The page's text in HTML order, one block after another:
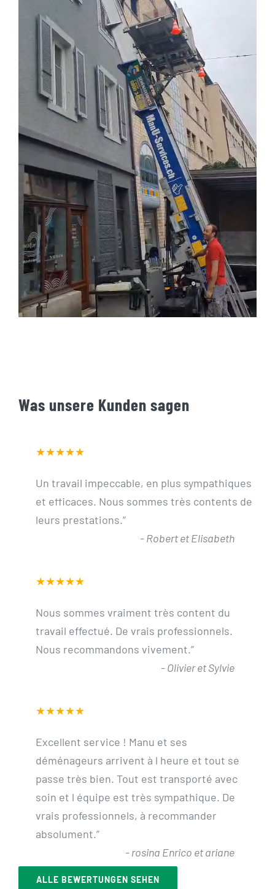
Was unsere Kunden sagen
★★★★★
Un travail impeccable, en plus sympathiques
et efficaces. Nous sommes très contents de
leurs prestations.”
-Robert et Elisabeth
★★★★★
Nous sommes vraiment très content du
travail effectué. De vrais professionnels.
Nous recommandons vivement.”
-Olivier et Sylvie
★★★★★
Excellent service ! Manu et ses
déménageurs arrivent à l heure et tout se
passe très bien. Tout est transporté avec
soin et l équipe est très sympathique. De
vrais professionnels, à recommander
absolument.”
-rosina Enrico et ariane
ALLE BEWERTUNGEN SEHEN